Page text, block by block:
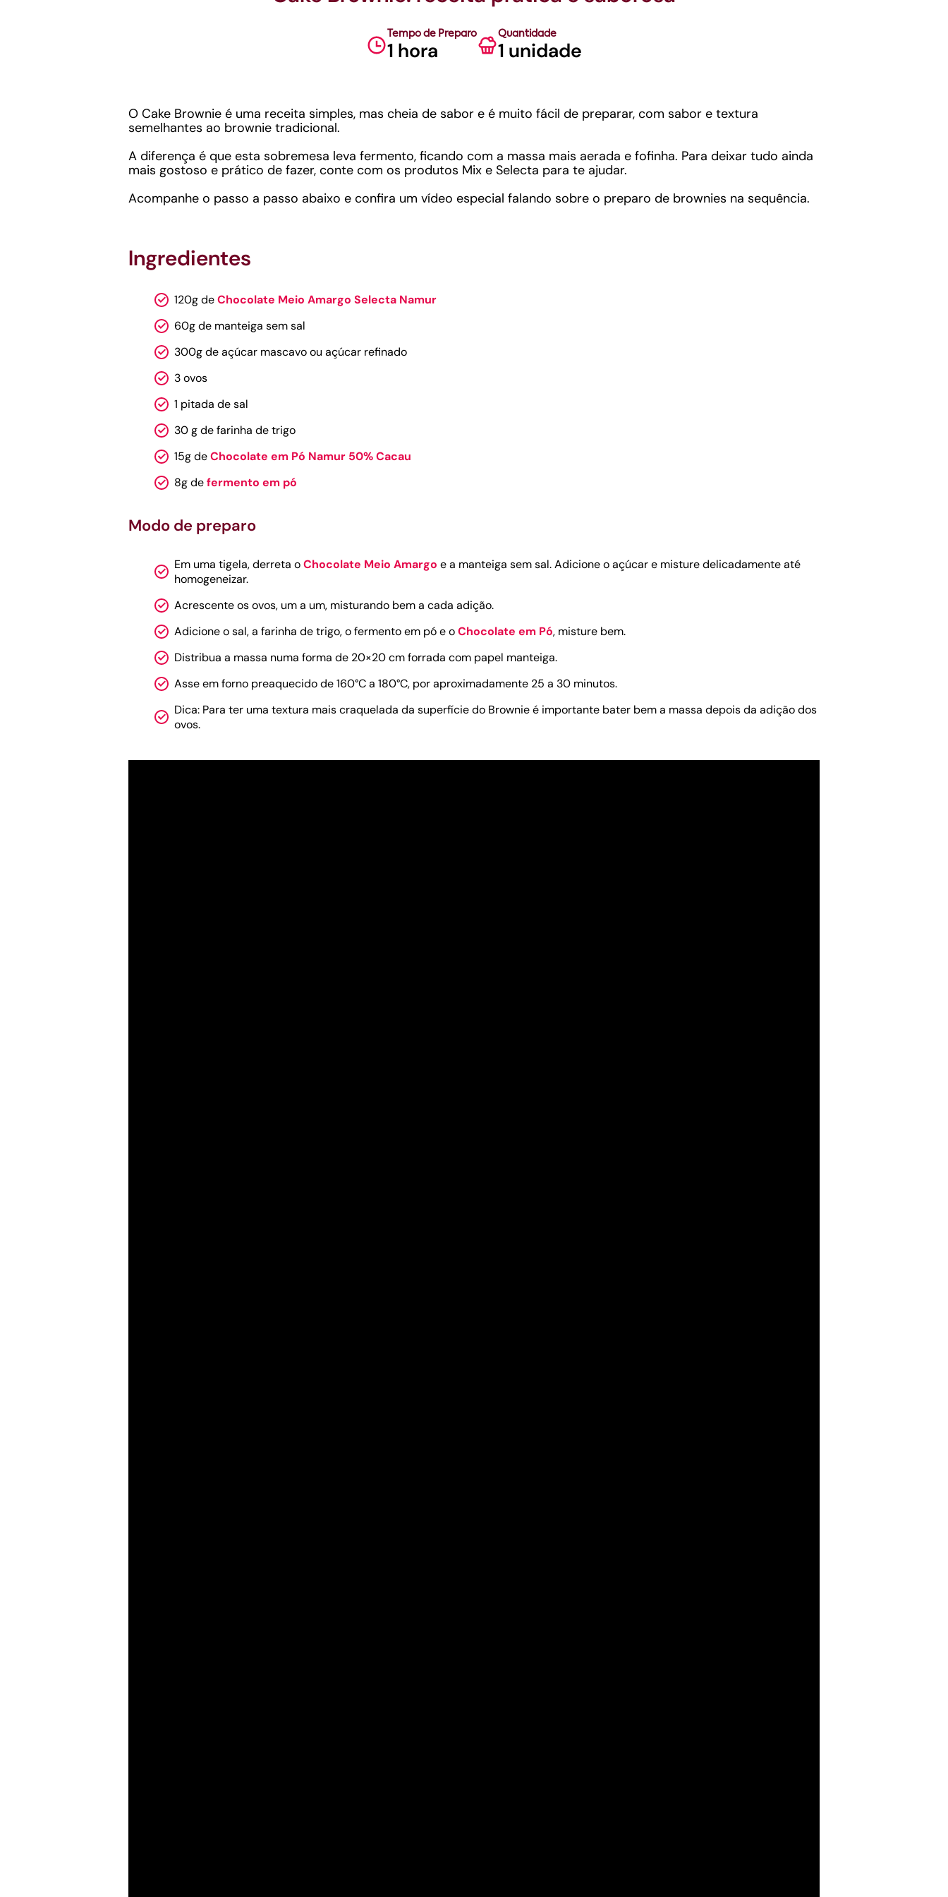
Tempo de Preparo
1 hora
Quantidade
1 unidade
O Cake Brownie é uma receita simples, mas cheia de sabor e é muito fácil de preparar, com sabor e textura
semelhantes ao brownie tradicional.
A diferença é que esta sobremesa leva fermento, ficando com a massa mais aerada e fofinha. Para deixar tudo ainda
mais gostoso e prático de fazer, conte com os produtos Mix e Selecta para te ajudar.
Acompanhe o passo a passo abaixo e confira um vídeo especial falando sobre o preparo de brownies na sequência.
Ingredientes
120g deChocolate Meio Amargo Selecta Namur
60g de manteiga sem sal
300g de açúcar mascavo ou açúcar refinado
3 ovos
1 pitada de sal
30 g de farinha de trigo
15g deChocolate em Pó Namur 50% Cacau
8g defermento em pó
Modo de preparo
Em uma tigela, derreta oChocolate Meio Amargo e a manteiga sem sal. Adicione o açúcar e misture delicadamente até
homogeneizar.
Acrescente os ovos, um a um, misturando bem a cada adição.
Adicione o sal, a farinha de trigo, o fermento em pó e oChocolate em Pó, misture bem.
Distribua a massa numa forma de 20×20 cm forrada com papel manteiga.
Asse em forno preaquecido de 160°C a 180°C, por aproximadamente 25 a 30 minutos.
Dica: Para ter uma textura mais craquelada da superfície do Brownie é importante bater bem a massa depois da adição dos
ovos.